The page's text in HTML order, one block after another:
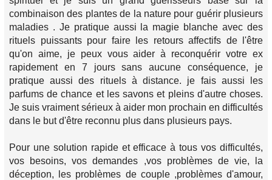
combinaison des plantes de la nature pour guérir plusieurs
maladies . Je pratique aussi la magie blanche avec des
rituels puissants pour faire les retours affectifs de l'être
qu'on aime, je peux vous aider à reconquérir votre ex
rapidement en 7 jours sans aucune conséquence, je
pratique aussi des rituels à distance. je fais aussi les
parfums de chance et les savons et pleins d'autre choses.
Je suis vraiment sérieux à aider mon prochain en difficultés
dans le but d'être reconnu plus dans plusieurs pays.
Pour une solution rapide et efficace à tous vos difficultés,
vos besoins, vos demandes ,vos problèmes de vie, la
déception, les problèmes de couple ,problèmes d'amour,